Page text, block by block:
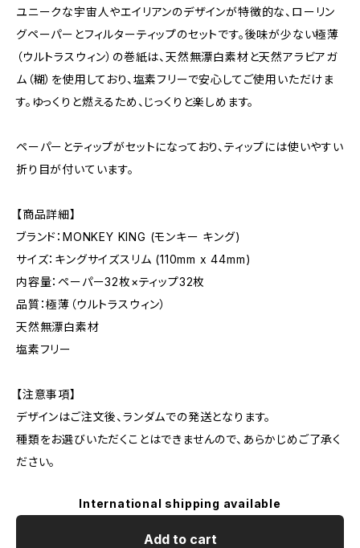
ユニークな宇宙人やエイリアンのデザインが特徴的な、ローリン
グペーパーとフィルターティップのセットです。後味が少ない極薄
（ウルトラスウィン）の巻紙は、天然無漂白素材と天然アラビアガ
ム（糊）を使用しており、塩素フリーで安心してご使用いただけま
す。ゆっくりと燃えるため、じっくりと楽しめます。
ペーパーとティップがセットになっており、ティップには使いやすい
折り目が付いています。
【商品詳細】
ブランド：MONKEY KING (モンキー キング)
サイズ：キングサイズスリム (110mm x 44mm)
内容量：ペーパー32枚×ティップ32枚
品質：極薄（ウルトラスウィン）
天然無漂白素材
塩素フリー
【注意事項】
デザインはご注文後、ランダムでの発送となります。
種類をお選びいただくことはできませんので、あらかじめご了承く
ださい。
International shipping available
Add to cart